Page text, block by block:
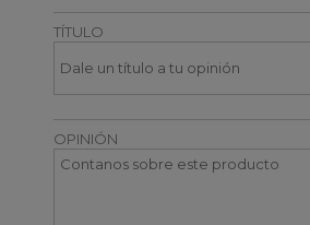
TÍTULO
OPINIÓN